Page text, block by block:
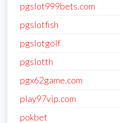
pgslot999bets.com
pgslotfish
pgslotgolf
pgslotth
pgx62game.com
play97vip.com
pokbet